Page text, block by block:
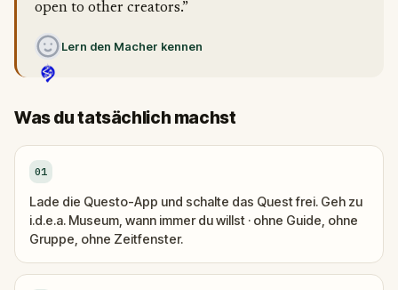
open to other creators.”
Lern den Macher kennen
Was du tatsächlich machst
01
Lade die Questo-App und schalte das Quest frei. Geh zu
i.d.e.a. Museum, wann immer du willst · ohne Guide, ohne
Gruppe, ohne Zeitfenster.